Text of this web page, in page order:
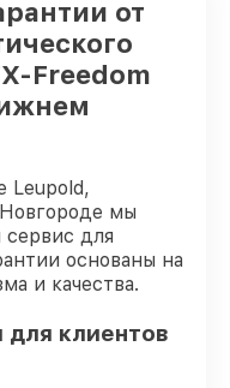
от
Freedom
Leupold,
мы
сервис для
основаны на
и качества.
для клиентов